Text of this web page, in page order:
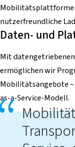
nutzerfreundliche
Daten- und
Mit
ermöglichen wir
Mobilitätsangebote
as-a-Service-Modell.